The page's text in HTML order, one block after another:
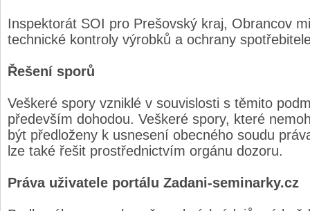
Inspektorát SOI pro Prešovský kraj, Obrancov
technické kontroly výrobků a ochrany
Řešení sporů
Veškeré spory vzniklé v souvislosti s těmito
především dohodou. Veškeré spory, které
být předloženy k usnesení obecného soudu
lze také řešit prostřednictvím orgánu dozoru.
Práva uživatele portálu Zadani-seminarky.cz